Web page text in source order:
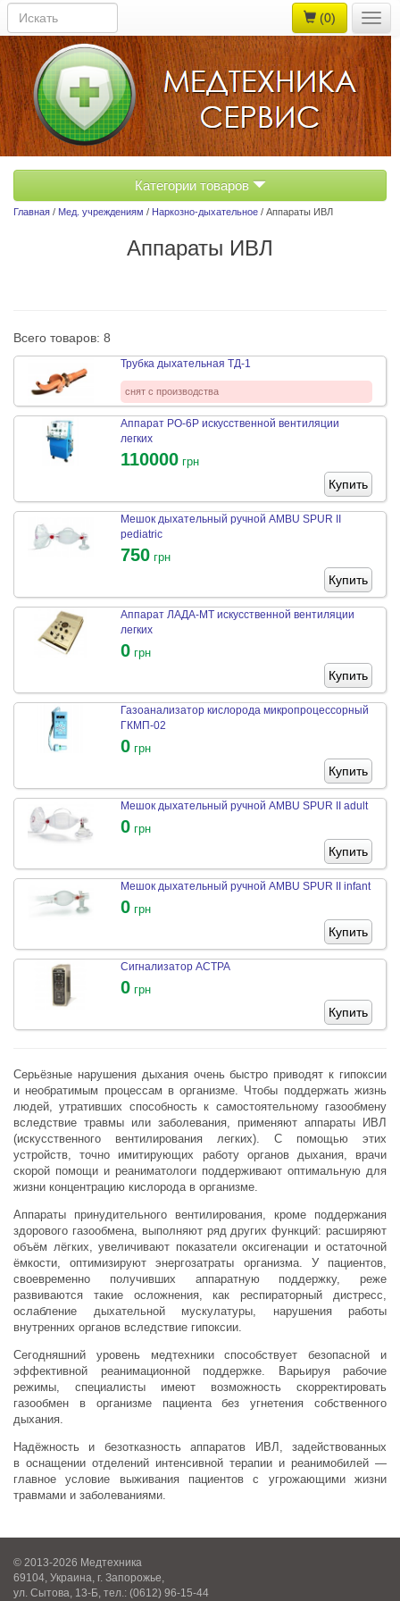
(0)
Категории товаров
Главная / Мед. учреждениям / Наркозно-дыхательное / Аппараты ИВЛ
Аппараты ИВЛ
Всего товаров: 8
Трубка дыхательная ТД-1
снят с производства
Аппарат РО-6Р искусственной вентиляции
легких
110000 грн
Купить
Мешок дыхательный ручной AMBU SPUR II
pediatric
750 грн
Купить
Аппарат ЛАДА-МТ искусственной вентиляции
легких
0 грн
Купить
Газоанализатор кислорода микропроцессорный
ГКМП-02
0 грн
Купить
Мешок дыхательный ручной AMBU SPUR II adult
0 грн
Купить
Мешок дыхательный ручной AMBU SPUR II infant
0 грн
Купить
Сигнализатор АСТРА
0 грн
Купить
Серьёзные нарушения дыхания очень быстро приводят к гипоксии
и необратимым процессам в организме. Чтобы поддержать жизнь
людей, утративших способность к самостоятельному газообмену
вследствие травмы или заболевания, применяют аппараты ИВЛ
(искусственного вентилирования легких). С помощью этих
устройств, точно имитирующих работу органов дыхания, врачи
скорой помощи и реаниматологи поддерживают оптимальную для
жизни концентрацию кислорода в организме.
Аппараты принудительного вентилирования, кроме поддержания
здорового газообмена, выполняют ряд других функций: расширяют
объём лёгких, увеличивают показатели оксигенации и остаточной
ёмкости, оптимизируют энергозатраты организма. У пациентов,
своевременно получивших аппаратную поддержку, реже
развиваются такие осложнения, как респираторный дистресс,
ослабление дыхательной мускулатуры, нарушения работы
внутренних органов вследствие гипоксии.
Сегодняшний уровень медтехники способствует безопасной и
эффективной реанимационной поддержке. Варьируя рабочие
режимы, специалисты имеют возможность скорректировать
газообмен в организме пациента без угнетения собственного
дыхания.
Надёжность и безотказность аппаратов ИВЛ, задействованных
в оснащении отделений интенсивной терапии и реанимобилей —
главное условие выживания пациентов с угрожающими жизни
травмами и заболеваниями.
© 2013-2026 Медтехника
69104, Украина, г. Запорожье,
ул. Сытова, 13-Б, тел.: (0612) 96-15-44